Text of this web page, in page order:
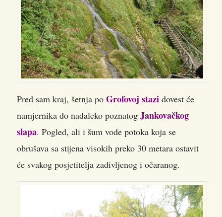
Pred sam kraj, šetnja po Grofovoj stazi dovest će
namjernika do nadaleko poznatog Jankovačkog
slapa. Pogled, ali i šum vode potoka koja se
obrušava sa stijena visokih preko 30 metara ostavit
će svakog posjetitelja zadivljenog i očaranog.